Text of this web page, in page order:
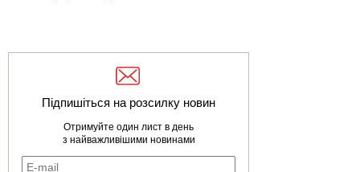
Підпишіться на розсилку новин
Отримуйте один лист в день
з найважливішими новинами